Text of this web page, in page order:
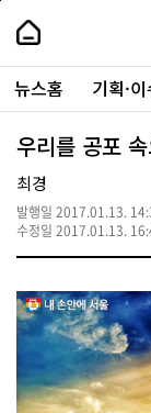
본
로
가
내
손
안
에
서
울
-
서
울
시
대
표
소
포
털
주
요
서
뉴스홈 기획·
우리를 공포
최경
발행일 2017.01.13.
수정일 2017.01.13.
페
상
단
로